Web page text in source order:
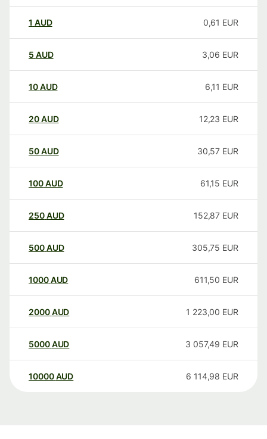
1 AUD 0,61 EUR
5 AUD 3,06 EUR
10AUD 6,11 EUR
20AUD 12,23 EUR
50AUD 30,57 EUR
100AUD 61,15 EUR
250AUD 152,87 EUR
500AUD 305,75 EUR
1000AUD 611,50 EUR
2000AUD 1 223,00 EUR
5000AUD 3 057,49 EUR
10000 AUD 6 114,98 EUR